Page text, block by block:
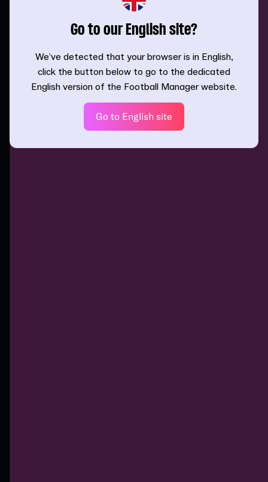
Go to our English site?
We’ve detected that your browser is in English,
click the button below to go to the dedicated
English version of the Football Manager website.
Go to English site